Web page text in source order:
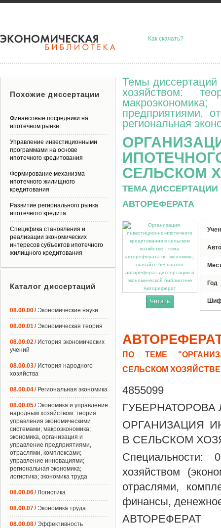
Как скачать?
Темы диссертаций
хозяйством:
предприятиями,
региональная
СЕЛЬСКОМ
ТЕМА
АВТОРЕФЕРАТА
Автореферат
Читать
Год
ПО ТЕМЕ
СЕЛЬСКОМ
4855099
ОРГАНИЗАЦИЯ
В СЕЛЬСКОМ
Специальности:
хозяйством
отраслями,
финансы,
АВТОРЕФЕРАТ
Похожие диссертации
Финансовые посредники на
ипотечном рынке
Управление инвестиционными
программами на основе
ипотечного кредитования
Формирование механизма
ипотечного жилищного
кредитования
Развитие регионального рынка
ипотечного кредита
Специфика становления и
реализации экономических
интересов субъектов ипотечного
жилищного кредитования
Каталог диссертаций
08.00.00/ Экономические науки
08.00.01/ Экономическая теория
08.00.02/ История экономических
учений
08.00.03/ История народного
хозяйства
08.00.04/ Региональная экономика
08.00.05/ Экономика и управление
народным хозяйством: теория
управления экономическими
системами; макроэкономика;
экономика, организация и
управление предприятиями,
отраслями, комплексами;
управление инновациями;
региональная экономика;
логистика; экономика труда
08.00.06/ Логистика
08.00.07/ Экономика труда
08.00.08/ Эффективность